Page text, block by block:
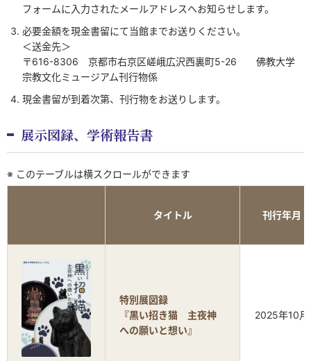
フォームに入力されたメールアドレスへお知らせします。
必要金額を現金書留にて当館までお送りください。
＜送金先＞
〒616-8306 京都市右京区嵯峨広沢西裏町5-26 佛教大学
宗教文化ミュージアム刊行物係
現金書留が到着次第、刊行物をお送りします。
展示図録、学術報告書
※ このテーブルは横スクロールができます
タイトル 刊行年月
特別展図録
『黒い招き猫 主夜神
への願いと想い』
2025年10月